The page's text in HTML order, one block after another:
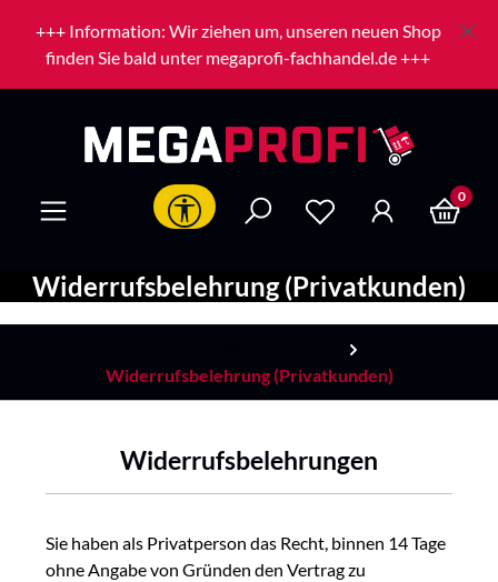
Zum Hauptinhalt springen
+++ Information: Wir ziehen um, unseren neuen Shop
finden Sie bald unter megaprofi-fachhandel.de +++
Werkzeugleiste anzeigen 0
Widerrufsbelehrung (Privatkunden)
Widerrufsbelehrung (Privatkunden)
Widerrufsbelehrungen
Sie haben als Privatperson das Recht, binnen 14 Tage
ohne Angabe von Gründen den Vertrag zu